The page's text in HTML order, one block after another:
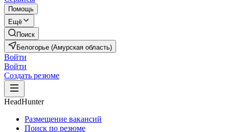
Помощь
Ещё
Поиск
Белогорье (Амурская область)
Войти
Войти
Создать резюме
HeadHunter
Размещение вакансий
Поиск по резюме